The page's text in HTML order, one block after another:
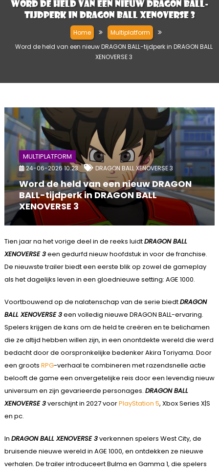
Word de held van een nieuw DRAGON BALL-
tijdperk in DRAGON BALL XENOVERSE 3
Home
Multiplatform
Word de held van een nieuw DRAGON BALL-tijdperk in DRAGON BALL
XENOVERSE 3
MULTIPLATFORM
24-06-2026 10:23 DRAGON BALL XENOVERSE 3
Word de held van een nieuw DRAGON
BALL-tijdperk in DRAGON BALL
XENOVERSE 3
Tien jaar na het vorige deel in de reeks luidtDRAGON BALL
XENOVERSE 3een gedurfd nieuw hoofdstuk in voor de franchise.
De nieuwste trailer biedt een eerste blik op zowel de gameplay
als het dagelijks leven in een gloednieuwe setting: AGE 1000.
Voortbouwend op de nalatenschap van de serie biedtDRAGON
BALL XENOVERSE 3een volledig nieuwe DRAGON BALL-ervaring.
Spelers krijgen de kans om de held te creëren en te belichamen
die ze altijd hebben willen zijn, in een onontdekte wereld die werd
bedacht door de oorspronkelijke bedenker Akira Toriyama. Door
een groots RPG-verhaal te combineren met razendsnelle actie
belooft de game een onvergetelijke reis door een levendig nieuw
universum en zijn gevarieerde personages. DRAGON BALL
XENOVERSE 3verschijnt in 2027 voorPlayStation 5, Xbox Series X|S
en pc.
In DRAGON BALL XENOVERSE 3verkennen spelers West City, de
bruisende nieuwe wereld in AGE 1000, en ontdekken ze nieuwe
verhalen. De trailer introduceert Bulma en Gamma 1, die spelers